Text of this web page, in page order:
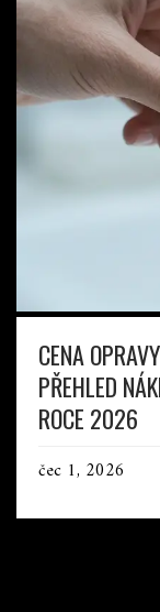
CENA
PŘEHLED
ROCE 2026
čec 1, 2026